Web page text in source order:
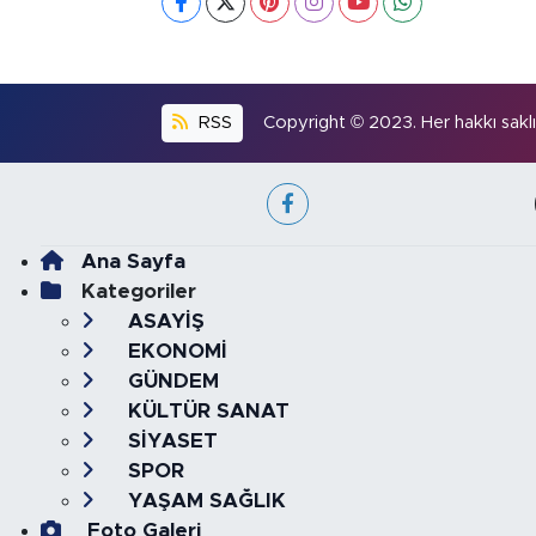
RSS Copyright © 2023. Her hakkı
Ana Sayfa
Kategoriler
ASAYİŞ
EKONOMİ
GÜNDEM
KÜLTÜR SANAT
SİYASET
SPOR
YAŞAM SAĞLIK
Foto Galeri